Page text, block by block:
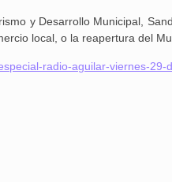
y Desarrollo Municipal,
local, o la reapertura del
radio-aguilar-viernes-